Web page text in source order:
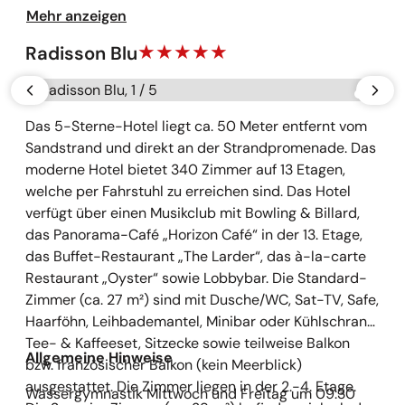
Kur- und Wellnessbereich ist über Fahrstühle vom
führen einige Treppenstufen.
Mehr anzeigen
Radisson Blu
Galerie überspringen
vorherige
Das 5-Sterne-Hotel liegt ca. 50 Meter entfernt vom
Sandstrand und direkt an der Strandpromenade. Das
moderne Hotel bietet 340 Zimmer auf 13 Etagen,
welche per Fahrstuhl zu erreichen sind. Das Hotel
verfügt über einen Musikclub mit Bowling & Billard,
das Panorama-Café „Horizon Café“ in der 13. Etage,
das Buffet-Restaurant „The Larder“, das à-la-carte
Restaurant „Oyster“ sowie Lobbybar. Die Standard-
Zimmer (ca. 27 m²) sind mit Dusche/WC, Sat-TV, Safe,
Haarföhn, Leihbademantel, Minibar oder Kühlschrank,
Tee- & Kaffeeset, Sitzecke sowie teilweise Balkon
bzw. französischer Balkon (kein Meerblick)
ausgestattet. Die Zimmer liegen in der 2.-4. Etage.
Allgemeine Hinweise
Wassergymnastik Mittwoch und Freitag um 09:30